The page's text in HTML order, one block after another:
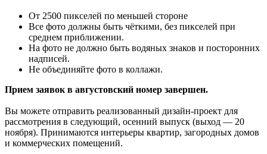
От 2500 пикселей по меньшей стороне
Все фото должны быть чёткими, без пикселей при
среднем приближении.
На фото не должно быть водяных знаков и посторонних
надписей.
Не объединяйте фото в коллажи.
Прием заявок в августовский номер завершен.
Вы можете отправить реализованный дизайн-проект для
рассмотрения в следующий, осенний выпуск (выход — 20
ноября). Принимаются интерьеры квартир, загородных домов
и коммерческих помещений.